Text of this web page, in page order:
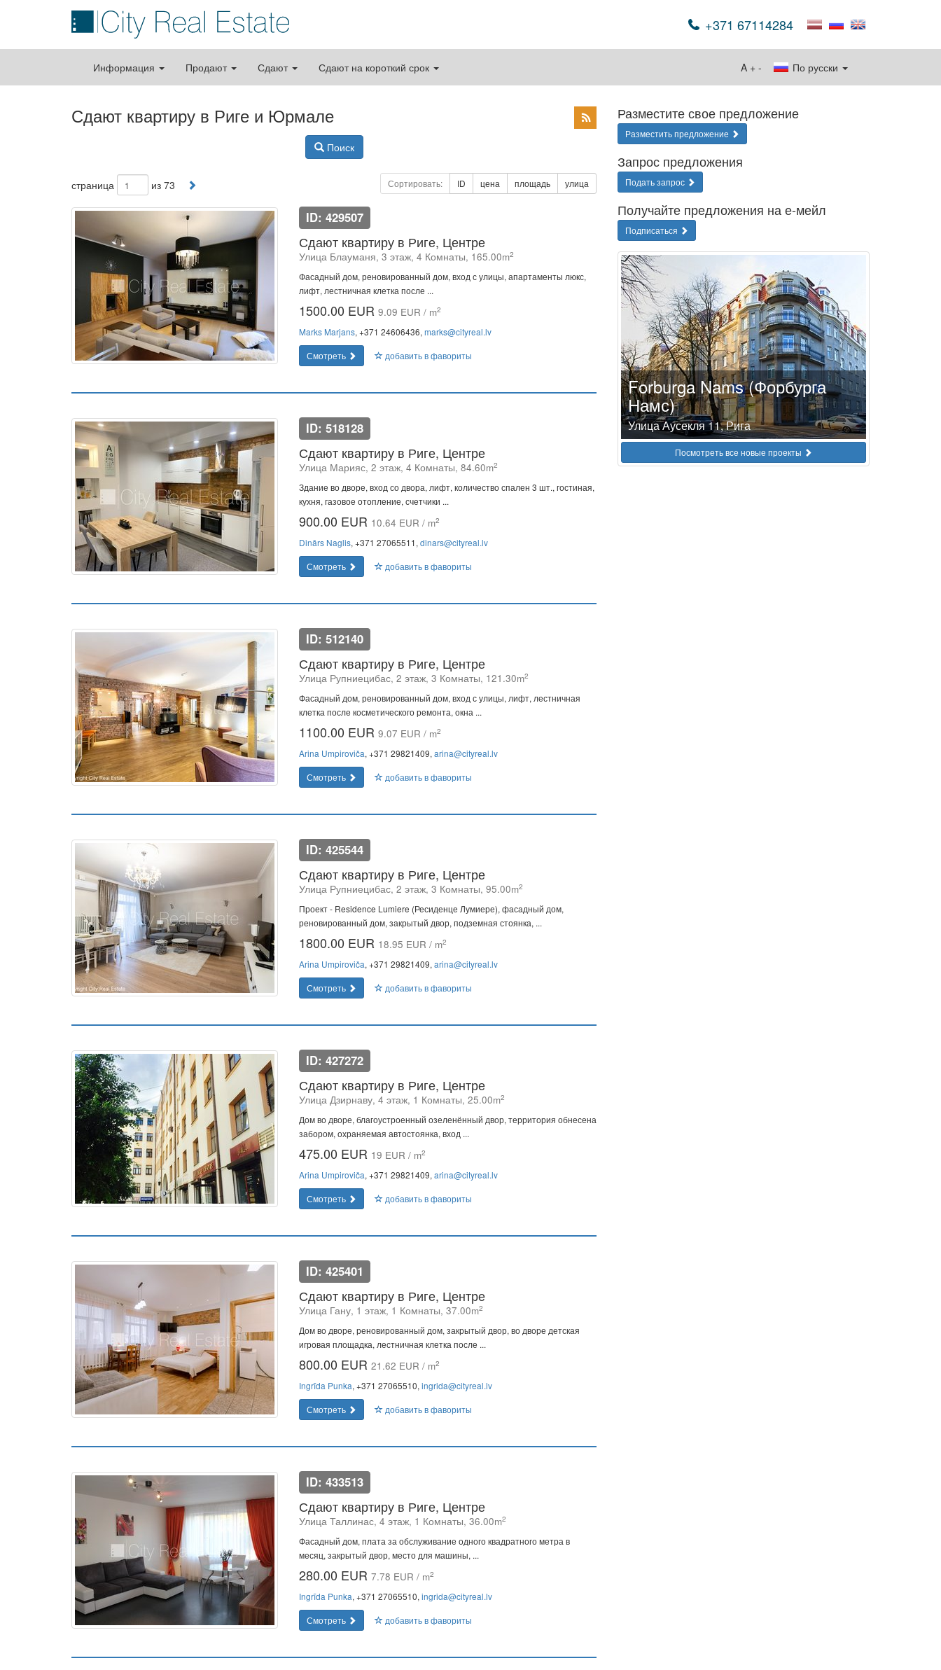
+371 67114284
Информация Продают Сдают Сдают на короткий срок По русски
A + -
Сдают квартиру в Риге и Юрмале
Поиск
страница из 73 Сортировать: ID цена площадь улица
ID: 429507
Сдают квартиру в Риге, Центре
Улица Блауманя, 3 этаж, 4 Комнаты, 165.00m2
Фасадный дом, реновированный дом, вход с улицы, апартаменты люкс,
лифт, лестничная клетка после ...
1500.00 EUR 9.09 EUR / m2
Marks Marjans, +371 24606436, marks@cityreal.lv
Смотреть
добавить в фавориты
ID: 518128
Сдают квартиру в Риге, Центре
Улица Марияс, 2 этаж, 4 Комнаты, 84.60m2
Здание во дворе, вход со двора, лифт, количество спален 3 шт., гостиная,
кухня, газовое отопление, счетчики ...
900.00 EUR 10.64 EUR / m2
Dinārs Naglis, +371 27065511, dinars@cityreal.lv
Смотреть
добавить в фавориты
ID: 512140
Сдают квартиру в Риге, Центре
Улица Рупниецибас, 2 этаж, 3 Комнаты, 121.30m2
Фасадный дом, реновированный дом, вход с улицы, лифт, лестничная
клетка после косметического ремонта, окна ...
1100.00 EUR 9.07 EUR / m2
Arina Umpiroviča, +371 29821409, arina@cityreal.lv
Смотреть
добавить в фавориты
ID: 425544
Сдают квартиру в Риге, Центре
Улица Рупниецибас, 2 этаж, 3 Комнаты, 95.00m2
Проект - Residence Lumiere (Ресиденце Лумиере), фасадный дом,
реновированный дом, закрытый двор, подземная стоянка, ...
1800.00 EUR 18.95 EUR / m2
Arina Umpiroviča, +371 29821409, arina@cityreal.lv
Смотреть
добавить в фавориты
ID: 427272
Сдают квартиру в Риге, Центре
Улица Дзирнаву, 4 этаж, 1 Комнаты, 25.00m2
Дом во дворе, благоустроенный озеленённый двор, территория обнесена
забором, охраняемая автостоянка, вход ...
475.00 EUR 19 EUR / m2
Arina Umpiroviča, +371 29821409, arina@cityreal.lv
Смотреть
добавить в фавориты
ID: 425401
Сдают квартиру в Риге, Центре
Улица Гану, 1 этаж, 1 Комнаты, 37.00m2
Дом во дворе, реновированный дом, закрытый двор, во дворе детская
игровая площадка, лестничная клетка после ...
800.00 EUR 21.62 EUR / m2
Ingrīda Punka, +371 27065510, ingrida@cityreal.lv
Смотреть
добавить в фавориты
ID: 433513
Сдают квартиру в Риге, Центре
Улица Таллинас, 4 этаж, 1 Комнаты, 36.00m2
Фасадный дом, плата за обслуживание одного квадратного метра в
месяц, закрытый двор, место для машины, ...
280.00 EUR 7.78 EUR / m2
Ingrīda Punka, +371 27065510, ingrida@cityreal.lv
Смотреть
добавить в фавориты
Разместите свое предложение
Разместить предложение
Запрос предложения
Подать запрос
Получайте предложения на е-мейл
Подписаться
Forburga Nams (Форбурга
Намс)
Улица Аусекля 11, Рига
Посмотреть все новые проекты